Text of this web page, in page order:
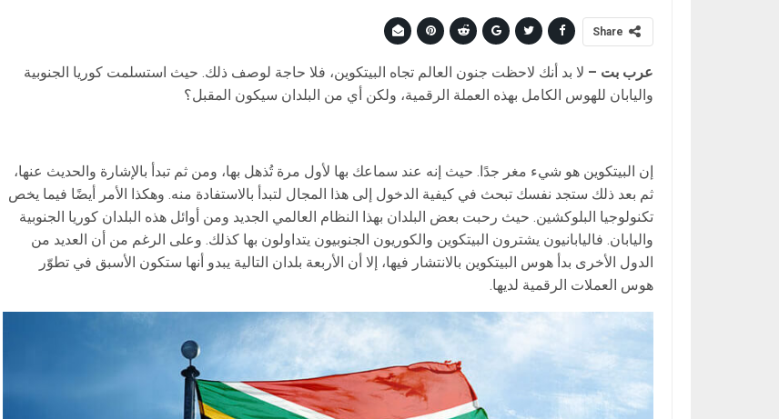
Share
عرب بت – لا بد أنك لاحظت جنون العالم تجاه البيتكوين، فلا حاجة لوصف ذلك. حيث استسلمت كوريا الجنوبية
واليابان للهوس الكامل بهذه العملة الرقمية، ولكن أي من البلدان سيكون المقبل؟
إن البيتكوين هو شيء مغر جدًا. حيث إنه عند سماعك بها لأول مرة تُذهل بها، ومن ثم تبدأ بالإشارة والحديث عنها،
ثم بعد ذلك ستجد نفسك تبحث في كيفية الدخول إلى هذا المجال لتبدأ بالاستفادة منه. وهكذا الأمر أيضًا فيما يخص
تكنولوجيا البلوكشين. حيث رحبت بعض البلدان بهذا النظام العالمي الجديد ومن أوائل هذه البلدان كوريا الجنوبية
واليابان. فاليابانيون يشترون البيتكوين والكوريون الجنوبيون يتداولون بها كذلك. وعلى الرغم من أن العديد من
الدول الأخرى بدأ هوس البيتكوين بالانتشار فيها، إلا أن الأربعة بلدان التالية يبدو أنها ستكون الأسبق في تطوّر
هوس العملات الرقمية لديها.